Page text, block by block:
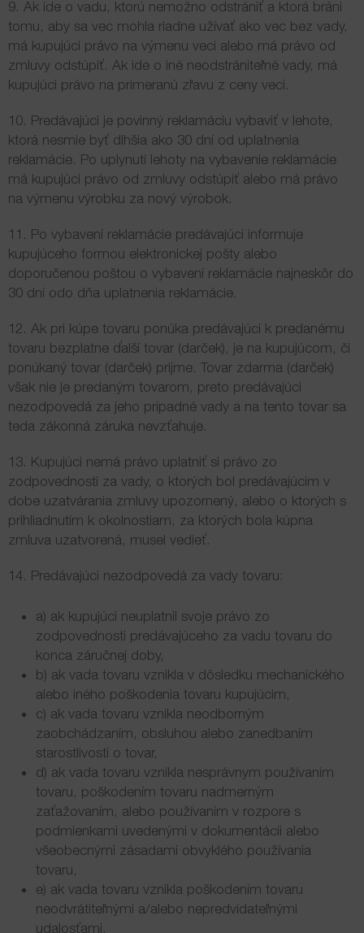
9. Ak ide o vadu, ktorú nemožno odstrániť a ktorá bráni
tomu, aby sa vec mohla riadne užívať ako vec bez vady,
má kupujúci právo na výmenu veci alebo má právo od
zmluvy odstúpiť. Ak ide o iné neodstrániteľné vady, má
kupujúci právo na primeranú zľavu z ceny veci.
10. Predávajúci je povinný reklamáciu vybaviť v lehote,
ktorá nesmie byť dlhšia ako 30 dní od uplatnenia
reklamácie. Po uplynutí lehoty na vybavenie reklamácie
má kupujúci právo od zmluvy odstúpiť alebo má právo
na výmenu výrobku za nový výrobok.
11. Po vybavení reklamácie predávajúci informuje
kupujúceho formou elektronickej pošty alebo
doporučenou poštou o vybavení reklamácie najneskôr do
30 dní odo dňa uplatnenia reklamácie.
12. Ak pri kúpe tovaru ponúka predávajúci k predanému
tovaru bezplatne ďalší tovar (darček), je na kupujúcom, či
ponúkaný tovar (darček) prijme. Tovar zdarma (darček)
však nie je predaným tovarom, preto predávajúci
nezodpovedá za jeho prípadné vady a na tento tovar sa
teda zákonná záruka nevzťahuje.
13. Kupujúci nemá právo uplatniť si právo zo
zodpovednosti za vady, o ktorých bol predávajúcim v
dobe uzatvárania zmluvy upozornený, alebo o ktorých s
prihliadnutím k okolnostiam, za ktorých bola kúpna
zmluva uzatvorená, musel vedieť.
14. Predávajúci nezodpovedá za vady tovaru:
a) ak kupujúci neuplatnil svoje právo zo
zodpovednosti predávajúceho za vadu tovaru do
konca záručnej doby,
b) ak vada tovaru vznikla v dôsledku mechanického
alebo iného poškodenia tovaru kupujúcim,
c) ak vada tovaru vznikla neodborným
zaobchádzaním, obsluhou alebo zanedbaním
starostlivosti o tovar,
d) ak vada tovaru vznikla nesprávnym používaním
tovaru, poškodením tovaru nadmerným
zaťažovaním, alebo používaním v rozpore s
podmienkami uvedenými v dokumentácii alebo
všeobecnými zásadami obvyklého používania
tovaru,
e) ak vada tovaru vznikla poškodením tovaru
neodvrátiteľnými a/alebo nepredvídateľnými
udalosťami,